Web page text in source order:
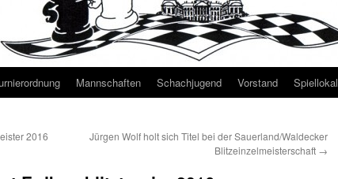
Mannschaften Schachjugend Vorstand Spiellokal
2016
Jürgen Wolf holt sich Titel bei der Sauerland/Waldecker
Blitzeinzelmeisterschaft →